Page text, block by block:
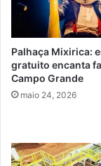
Palhaça Mixirica:
gratuito encanta
Campo Grande
maio 24, 2026